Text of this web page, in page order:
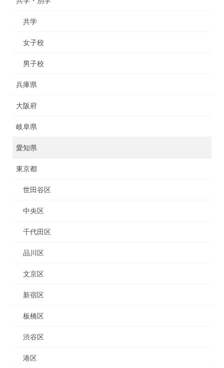
共学
女子校
男子校
兵庫県
大阪府
岐阜県
愛知県
東京都
世田谷区
中央区
千代田区
品川区
文京区
新宿区
板橋区
渋谷区
港区